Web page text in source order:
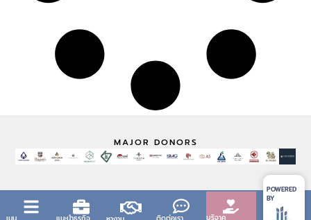
MAJOR DONORS
เมนู แนะนำธุรกิจ บริจาค
POWERED
BY